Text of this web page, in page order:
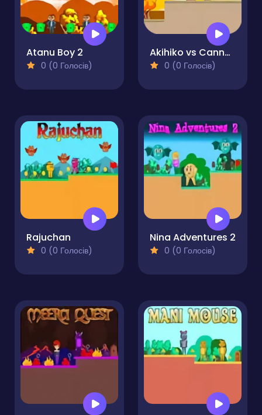
Atanu Boy 2
0 (0 Голосів)
Akihiko vs Cannons 3
0 (0 Голосів)
Rajuchan
0 (0 Голосів)
Nina Adventures 2
0 (0 Голосів)